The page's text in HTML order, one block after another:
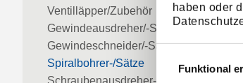
haben oder
Funktional
Ventilläpper/Zubehör
Gewindeausdreher/-Sätze
Gewindeschneider/-Sätze
Spiralbohrer-/Sätze
Schraubenausdreher-/Sätze